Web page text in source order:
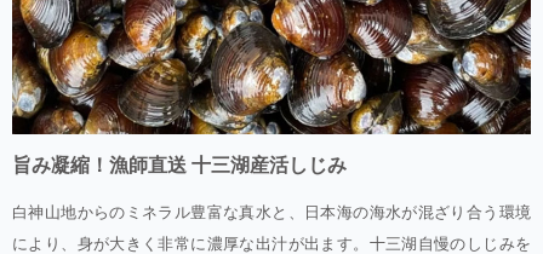
旨み凝縮！漁師直送 十三湖産活しじみ
白神山地からのミネラル豊富な真水と、日本海の海水が混ざり合う環境
により、身が大きく非常に濃厚な出汁が出ます。十三湖自慢のしじみを